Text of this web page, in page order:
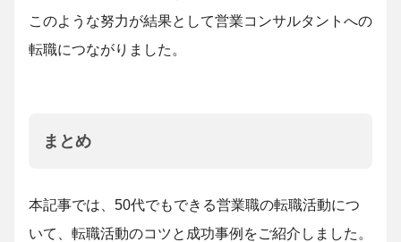
このような努力が結果として営業コンサルタントへの
転職につながりました。
まとめ
本記事では、50代でもできる営業職の転職活動につ
いて、転職活動のコツと成功事例をご紹介しました。